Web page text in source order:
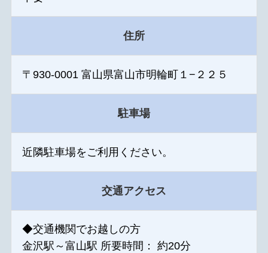
住所
〒930-0001 富山県富山市明輪町１−２２５
駐車場
近隣駐車場をご利用ください。
交通アクセス
◆交通機関でお越しの方
金沢駅～富山駅 所要時間： 約20分